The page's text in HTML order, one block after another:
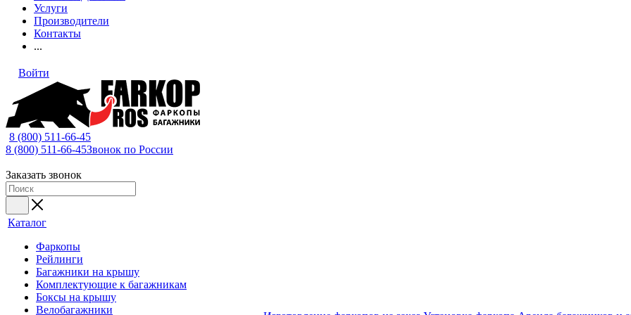
Услуги
Производители
Контакты
...
Войти
8 (800) 511-66-45
8 (800) 511-66-45Звонок по России
Заказать звонок
Каталог
Фаркопы
Рейлинги
Багажники на крышу
Комплектующие к багажникам
Боксы на крышу
Велобагажники